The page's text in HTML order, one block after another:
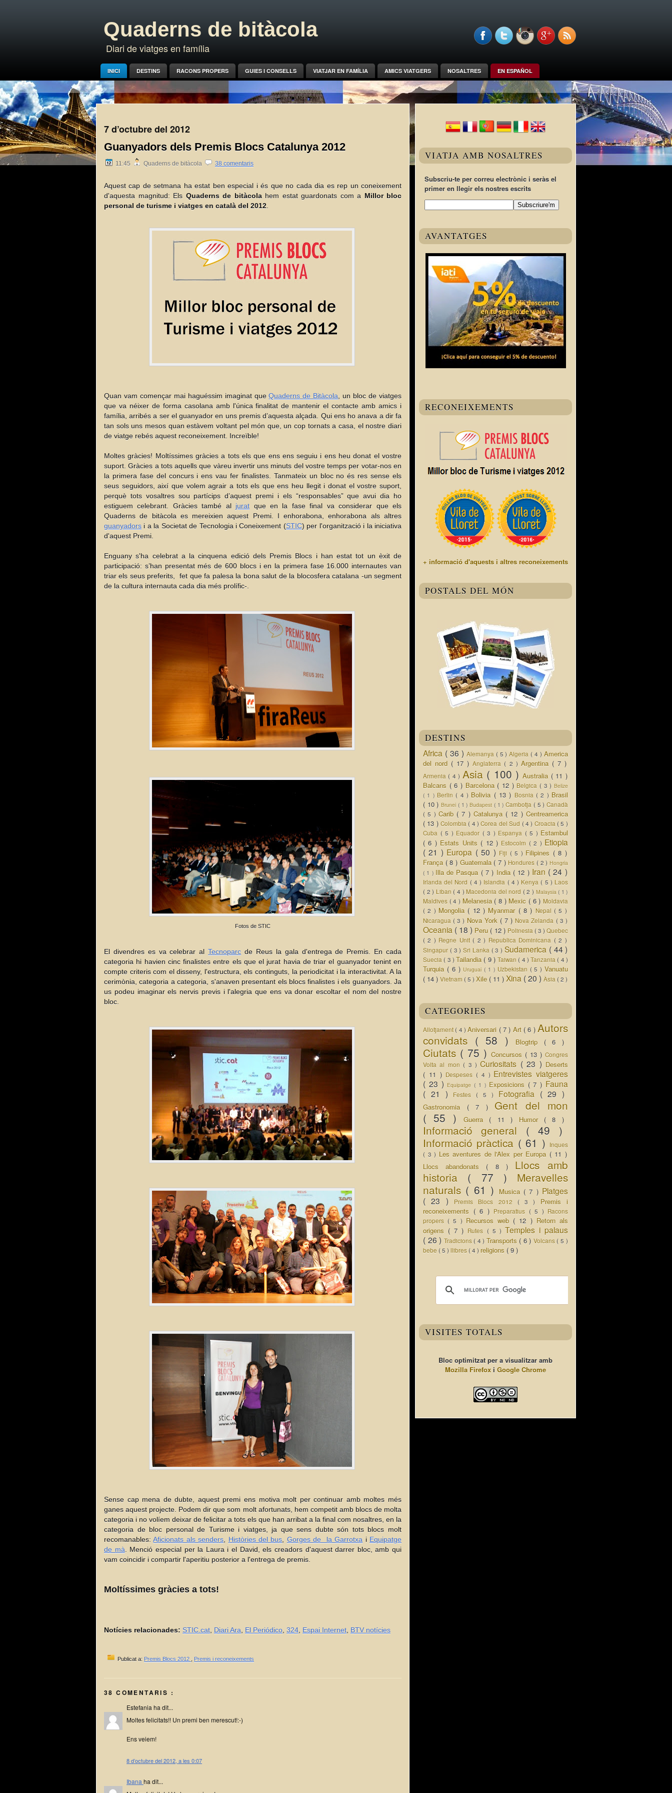
Quaderns de bitàcola
Diari de viatges en família
INICI DESTINS RACONS PROPERS GUIES I CONSELLS VIATJAR EN FAMÍLIA AMICS VIATGERS NOSALTRES EN ESPAÑOL
7 d’octubre del 2012
Guanyadors dels Premis Blocs Catalunya 2012
11:45 Quaderns de bitàcola 38 comentaris
Aquest cap de setmana ha estat ben especial i és que no cada dia es rep un coneixement
d'aquesta magnitud: Els Quaderns de bitàcolahem estat guardonats com a Millor bloc
personal de turisme i viatges en català del 2012
Quan vam començar mai haguéssim imaginat queQuaderns de Bitàcola , un bloc de viatges
que va néixer de forma casolana amb l'única finalitat de mantenir el contacte amb amics i
família, arribés a ser el guanyador en uns premis d’aquesta alçada. Qui ens ho anava a dir fa
tan sols uns mesos quan estàvem voltant pel món que, un cop tornats a casa, el nostre diari
de viatge rebés aquest reconeixement. Increïble!
Moltes gràcies! Moltíssimes gràcies a tots els que ens ens seguiu i ens heu donat el vostre
suport. Gràcies a tots aquells que vàreu invertir uns minuts del vostre temps per votar-nos en
la primera fase del concurs i ens vau fer finalistes. Tanmateix un bloc no és res sense els
seus seguidors, així que volem agrair a tots els que ens heu llegit i donat el vostre suport,
perquè tots vosaltres sou partícips d’aquest premi i els “responsables” que avui dia ho
estiguem celebrant. Gràcies també al jurat que en la fase final va considerar que els
Quaderns de bitàcola es mereixien aquest Premi. I enhorabona, enhorabona als altres
guanyadors i a la Societat de Tecnologia i Coneixement (STIC) per l'organització i la iniciativa
d'aquest Premi.
Enguany s'ha celebrat a la cinquena edició dels Premis Blocs i han estat tot un èxit de
participació: s’han presentat més de 600 blocs i en la primera fase 16.000 internautes van
triar els seus preferits, fet que fa palesa la bona salut de la blocosfera catalana -un segment
de la cultura internauta cada dia més prolífic-.
Fotos de STIC
El divendres es va celebrar alTecnoparc de Reus la gala d'entrega de Premis. En cada
categoria hi havien cinc finalistes entre els que el jurat havia de triar el guanyador tenint en
compte criteris com el disseny, l'estructura, els continguts, la periodicitat i la interactivitat. A la
cerimònia, categoria a categoria, s'anaven presentant els blocs finalistes i els guanyadors. Ja
us podeu imaginar els nervis previs i l'alegria que ens va donar escoltar el nom del nostre
bloc.
Sense cap mena de dubte, aquest premi ens motiva molt per continuar amb moltes més
ganes aquest projecte. Podem dir que som molt afortunats, hem competit amb blocs de molta
categoria i no volíem deixar de felicitar a tots els que han arribat a la final com nosaltres, en la
categoria de bloc personal de Turisme i viatges, ja que sens dubte són tots blocs molt
recomanables:Aficionats als senders Històries del bus Gorges de la Garrotxa i Equipatge
de mà . Menció especial per la Laura i el David, els creadors d'aquest darrer bloc, amb qui
vam coincidir i compartir l'aperitiu posterior a l'entrega de premis.
Moltíssimes gràcies a tots!
Notícies relacionades: STIC.cat Diari Ara El Periódico 324 Espai Internet BTV notícies
Publicat a: Premis Blocs 2012 Premis i reconeixements
38 COMENTARIS :
Estefania ha dit...
Moltes felicitats!! Un premi ben merescut!:-)
Ens veiem!
8 d’octubre del 2012, a les 0:07
Ibana ha dit...
VIATJA AMB NOSALTRES
Subscriu-te per correu electrònic i seràs el
primer en llegir els nostres escrits
AVANTATGES
RECONEIXEMENTS
+ informació d'aquests i altres reconeixements
POSTALS DEL MÓN
DESTINS
Africa ( 36 ) Alemanya ( 5 )Algeria ( 4 )America
del nord ( 17 )Anglaterra ( 2 ) Argentina ( 7 )
Armenia ( 4 ) Asia ( 100 )Australia ( 11 )
Balcans ( 6 ) Barcelona ( 12 ) Belgica ( 3 )Belize
( 1 ) Berlin ( 4 ) Bolivia ( 13 ) Bosnia ( 2 ) Brasil
( 10 )Brunei ( 1 )Budapest ( 1 )Cambotja ( 5 )Canadà
( 5 ) Carib ( 7 ) Catalunya ( 12 )Centreamerica
( 13 )Colombia ( 4 )Corea del Sud ( 4 ) Croacia ( 5 )
Cuba ( 5 ) Equador ( 3 ) Espanya ( 5 ) Estambul
( 6 ) Estats Units ( 12 ) Estocolm ( 2 ) Etiopia
( 21 ) Europa ( 50 ) Fiji ( 5 ) Filipines ( 8 )
França ( 8 ) Guatemala ( 7 ) Hondures ( 2 ) Hongria
( 1 ) Illa de Pasqua ( 7 ) India ( 12 ) Iran ( 24 )
Irlanda del Nord ( 4 ) Islandia ( 4 ) Kenya ( 5 ) Laos
( 2 ) Liban ( 4 ) Macedonia del nord ( 2 ) Malaysia( 1 )
Maldives ( 4 ) Melanesia ( 8 ) Mexic ( 6 ) Moldavia
( 2 ) Mongolia ( 12 ) Myanmar ( 8 ) Nepal ( 5 )
Nicaragua ( 3 ) Nova York ( 7 ) Nova Zelanda ( 3 )
Oceania ( 18 ) Peru ( 12 ) Polinesia ( 3 )Quebec
( 2 ) Regne Unit ( 2 ) Republica Dominicana ( 2 )
Singapur ( 3 )Sri Lanka ( 3 ) Sudamerica ( 44 )
Suecia ( 3 ) Tailandia ( 9 ) Taiwan ( 4 ) Tanzania ( 4 )
Turquia ( 6 ) Uruguai( 1 ) Uzbekistan ( 5 )Vanuatu
( 14 ) Vietnam ( 5 ) Xile ( 11 ) Xina ( 20 ) Àsia ( 2 )
CATEGORIES
Allotjament ( 4 )Aniversari ( 7 ) Art ( 6 )Autors
convidats ( 58 ) Blogtrip ( 6 )
Ciutats ( 75 ) Concursos ( 13 ) Congres
Volta al mon ( 3 )Curiositats ( 23 ) Deserts
( 11 ) Despeses ( 4 ) Entrevistes viatgeres
( 23 ) Equipatge( 1 ) Exposicions ( 7 ) Fauna
( 21 )
Festes ( 5 ) Fotografia ( 29 )
Gastronomia ( 7 ) Gent del mon
( 55 )Guerra ( 11 ) Humor ( 8 )
Informació general ( 49 )
Informació pràctica ( 61 )
Inques
( 3 ) Les aventures de l'Alex per Europa ( 11 )
Llocs abandonats ( 8 ) Llocs amb
historia ( 77 ) Meravelles
naturals ( 61 ) Musica ( 7 ) Platges
( 23 )
Premis Blocs 2012 ( 3 ) Premis i
reconeixements ( 6 ) Preparatius ( 5 ) Racons
propers ( 5 ) Recursos web ( 12 ) Retorn als
origens ( 7 ) Rutes ( 5 ) Temples i palaus
( 26 ) Tradicions ( 4 ) Transports ( 6 ) Volcans ( 5 )
bebe ( 5 ) llibres ( 4 ) religions ( 9 )
VISITES TOTALS
Bloc optimitzat per a visualitzar amb
Mozilla Firefox i Google Chrome